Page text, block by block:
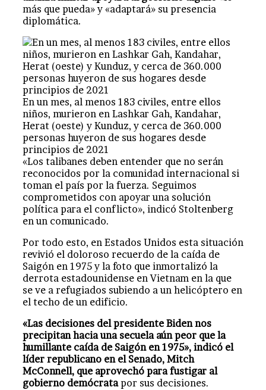
más que pueda» y «adaptará» su presencia
diplomática.
En un mes, al menos 183 civiles, entre ellos
niños, murieron en Lashkar Gah, Kandahar,
Herat (oeste) y Kunduz, y cerca de 360.000
personas huyeron de sus hogares desde
principios de 2021
«Los talibanes deben entender que no serán
reconocidos por la comunidad internacional si
toman el país por la fuerza. Seguimos
comprometidos con apoyar una solución
política para el conflicto», indicó Stoltenberg
en un comunicado.
Por todo esto, en Estados Unidos esta situación
revivió el doloroso recuerdo de la caída de
Saigón en 1975 y la foto que inmortalizó la
derrota estadounidense en Vietnam en la que
se ve a refugiados subiendo a un helicóptero en
el techo de un edificio.
«Las decisiones del presidente Biden nos
precipitan hacia una secuela aún peor que la
humillante caída de Saigón en 1975», indicó el
líder republicano en el Senado, Mitch
McConnell, que aprovechó para fustigar al
gobierno demócratapor sus decisiones.